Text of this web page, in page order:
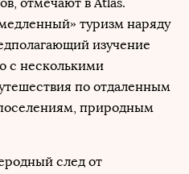
туризм наряду
изучение
с несколькими
по отдаленным
природным
след от